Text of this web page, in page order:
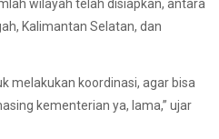
wilayah telah disiapkan, antara
Kalimantan Selatan, dan
melakukan koordinasi, agar bisa
kementerian ya, lama,” ujar